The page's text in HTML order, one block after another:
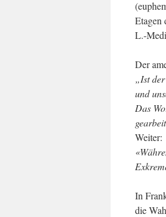
Etagen
L.-
Der
„Ist
und
Das
Weiter:
In
die